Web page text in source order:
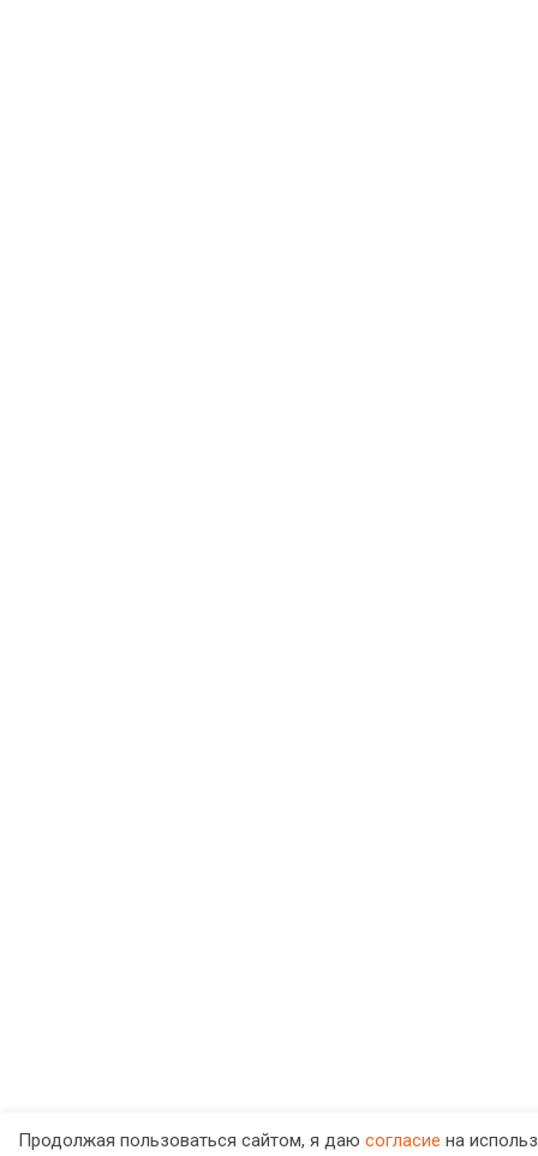
Продолжая пользоваться сайтом, я даю согласие на